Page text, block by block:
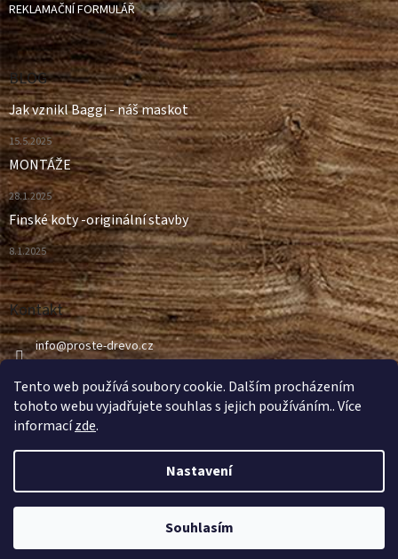
Tento web používá soubory cookie. Dalším procházením
tohoto webu vyjadřujete souhlas s jejich používáním.. Více
informacízde.
Nastavení
Souhlasím
REKLAMAČNÍ FORMULÁŘ
BLOG
Jak vznikl Baggi - náš maskot
15.5.2025
MONTÁŽE
28.1.2025
Finské koty -originální stavby
8.1.2025
Kontakt
info@proste-drevo.cz
Vytvořil Shoptet
ProsteDrevo.cz. Všechna práva vyhrazena.